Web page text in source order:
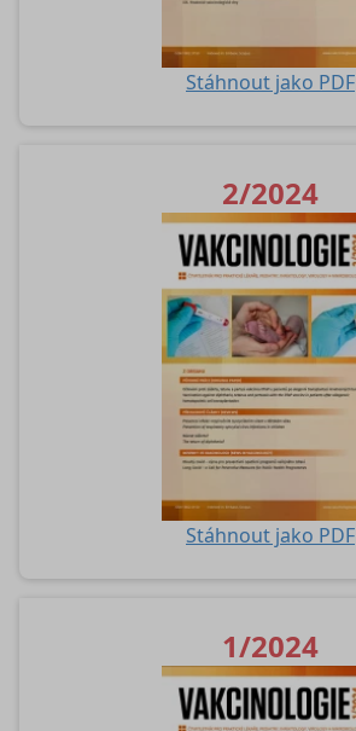
Stáhnout jako PDF
2/2024
Stáhnout jako PDF
1/2024